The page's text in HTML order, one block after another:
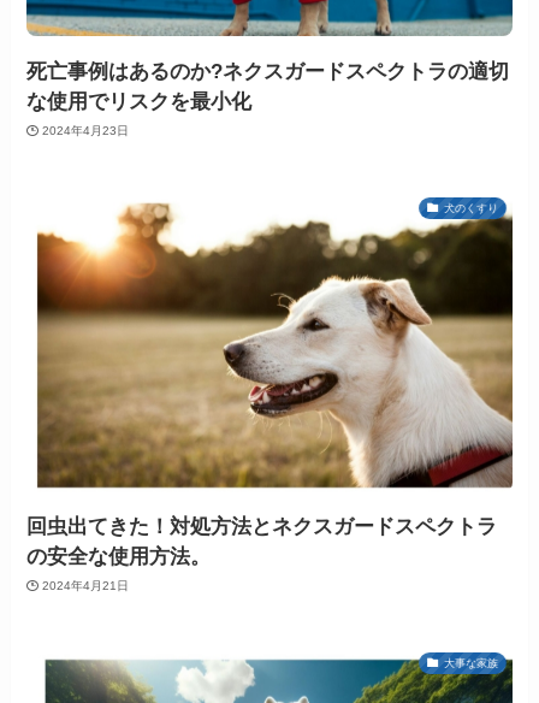
死亡事例はあるのか?ネクスガードスペクトラの適切
な使用でリスクを最小化
2024年4月23日
犬のくすり
回虫出てきた！対処方法とネクスガードスペクトラ
の安全な使用方法。
2024年4月21日
大事な家族